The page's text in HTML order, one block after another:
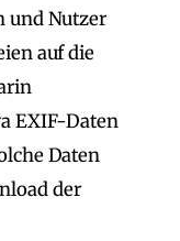
und Nutzer
auf die
EXIF-Daten
Daten
der